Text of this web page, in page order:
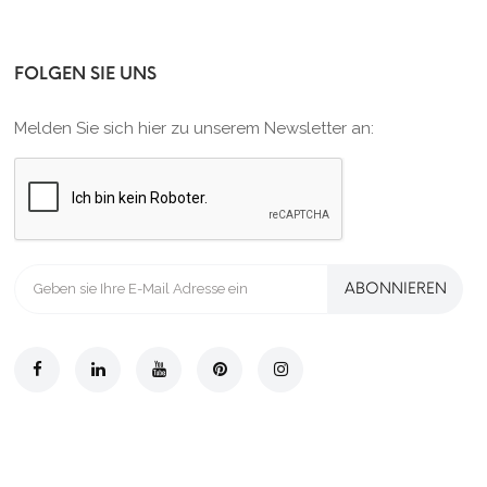
FOLGEN SIE UNS
Melden Sie sich hier zu unserem Newsletter an:
ABONNIEREN